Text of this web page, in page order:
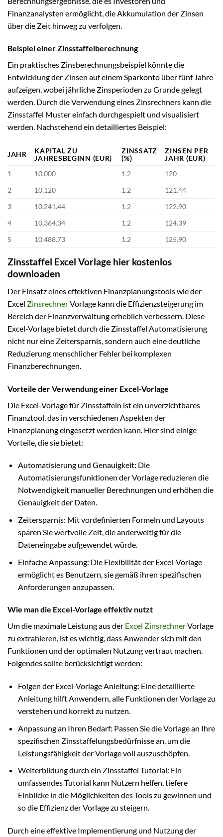
Finanzanalysten ermöglicht, die Akkumulation der Zinsen
über die Zeit hinweg zu verfolgen.
Beispiel einer Zinsstaffelberechnung
Ein praktisches Zinsberechnungsbeispiel könnte die
Entwicklung der Zinsen auf einem Sparkonto über fünf Jahre
aufzeigen, wobei jährliche Zinsperioden zu Grunde gelegt
werden. Durch die Verwendung eines Zinsrechners kann die
Zinsstaffel Muster einfach durchgespielt und visualisiert
werden. Nachstehend ein detailliertes Beispiel:
JAHR
KAPITAL ZU
JAHRESBEGINN (EUR)
ZINSSATZ
(%)
ZINSEN PER
JAHR (EUR)
1
10,000 1.2
120
2
10,120 1.2
121.44
3
10,241.44 1.2
122.90
4
10,364.34 1.2
124.39
5
10,488.73 1.2 125.90
Zinsstaffel Excel Vorlage hier kostenlos
downloaden
Der Einsatz eines effektiven Finanzplanungstools wie der
Excel ZinsrechnerVorlage kann die Effizienzsteigerung im
Bereich der Finanzverwaltung erheblich verbessern. Diese
Excel-Vorlage bietet durch die Zinsstaffel Automatisierung
nicht nur eine Zeitersparnis, sondern auch eine deutliche
Reduzierung menschlicher Fehler bei komplexen
Finanzberechnungen.
Vorteile der Verwendung einer Excel-Vorlage
Die Excel-Vorlage für Zinsstaffeln ist ein unverzichtbares
Finanztool, das in verschiedenen Aspekten der
Finanzplanung eingesetzt werden kann. Hier sind einige
Vorteile, die sie bietet:
Automatisierung und Genauigkeit: Die
Automatisierungsfunktionen der Vorlage reduzieren die
Notwendigkeit manueller Berechnungen und erhöhen die
Genauigkeit der Daten.
Zeitersparnis: Mit vordefinierten Formeln und Layouts
sparen Sie wertvolle Zeit, die anderweitig für die
Dateneingabe aufgewendet würde.
Einfache Anpassung: Die Flexibilität der Excel-Vorlage
ermöglicht es Benutzern, sie gemäß ihren spezifischen
Anforderungen anzupassen.
Wie man die Excel-Vorlage effektiv nutzt
Um die maximale Leistung aus der Excel ZinsrechnerVorlage
zu extrahieren, ist es wichtig, dass Anwender sich mit den
Funktionen und der optimalen Nutzung vertraut machen.
Folgendes sollte berücksichtigt werden:
Folgen der Excel-Vorlage Anleitung: Eine detaillierte
Anleitung hilft Anwendern, alle Funktionen der Vorlage zu
verstehen und korrekt zu nutzen.
Anpassung an Ihren Bedarf: Passen Sie die Vorlage an Ihre
spezifischen Zinsstaffelungsbedürfnisse an, um die
Leistungsfähigkeit der Vorlage voll auszuschöpfen.
Weiterbildung durch ein Zinsstaffel Tutorial: Ein
umfassendes Tutorial kann Nutzern helfen, tiefere
Einblicke in die Möglichkeiten des Tools zu gewinnen und
so die Effizienz der Vorlage zu steigern.
Durch eine effektive Implementierung und Nutzung der